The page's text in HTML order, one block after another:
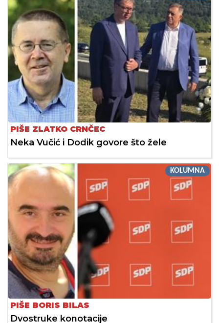
PIŠE ZLATKO CRNČEC
Neka Vučić i Dodik govore što žele
KOLUMNA
PIŠE BORIS BILAS
Dvostruke konotacije